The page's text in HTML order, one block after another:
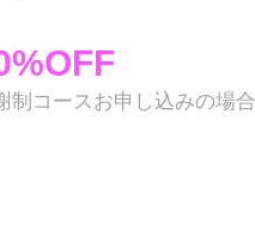
制コースお申し込みの場合